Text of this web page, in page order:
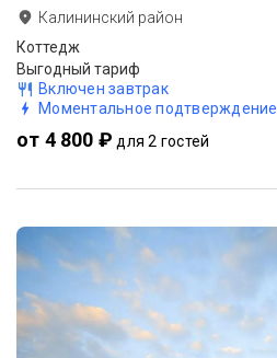
Калининский район
Коттедж
Выгодный тариф
Включен завтрак
Моментальное подтверждение
от 4 800 ₽ для 2 гостей